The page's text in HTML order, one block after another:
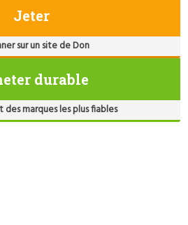
Jeter
sur un site de Don
durable
des marques les plus fiables